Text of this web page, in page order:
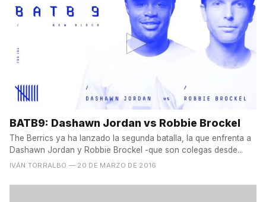
BATB9: Dashawn Jordan vs Robbie Brockel
The Berrics ya ha lanzado la segunda batalla, la que enfrenta a
Dashawn Jordan y Robbie Brockel -que son colegas desde...
IVÁN TORRALBO — 20 DE MARZO DE 2016